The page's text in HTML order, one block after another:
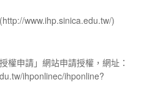
www.ihp.sinica.edu.tw/)
權申請」網站申請授權，網址：
ihponlinec/ihponline?